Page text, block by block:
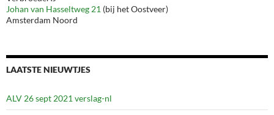
Johan van Hasseltweg 21 (bij het Oostveer)
Amsterdam Noord
LAATSTE NIEUWTJES
ALV 26 sept 2021 verslag-nl